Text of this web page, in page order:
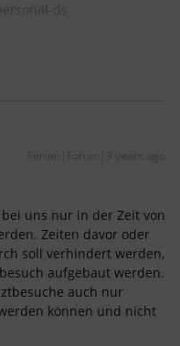
ds
Forum|Forum|3 years ago
uns nur in der Zeit von
Zeiten davor oder
soll verhindert werden,
aufgebaut werden.
auch nur
können und nicht